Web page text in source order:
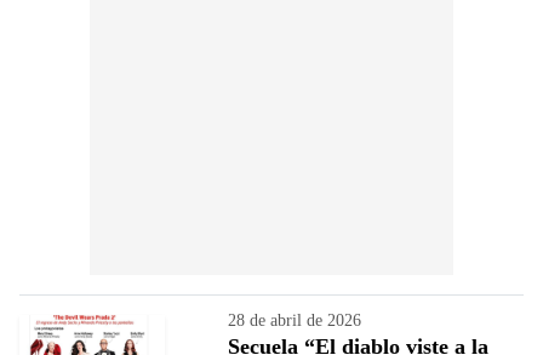
28 de abril de 2026
Secuela “El diablo viste a la